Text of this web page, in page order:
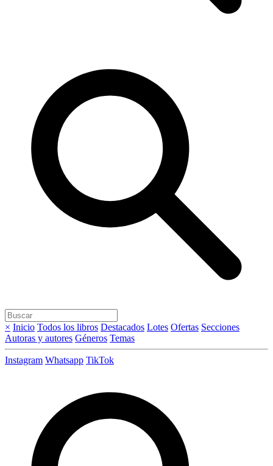
× Inicio Todos los libros Destacados Lotes Ofertas Secciones
Autoras y autores Géneros Temas
Instagram Whatsapp TikTok